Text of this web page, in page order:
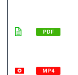
PDF
MP4